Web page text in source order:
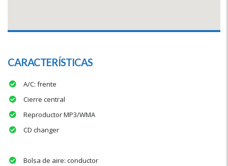
CARACTERÍSTICAS
A/C: frente
Cierre central
Reproductor MP3/WMA
CD changer
Bolsa de aire: conductor